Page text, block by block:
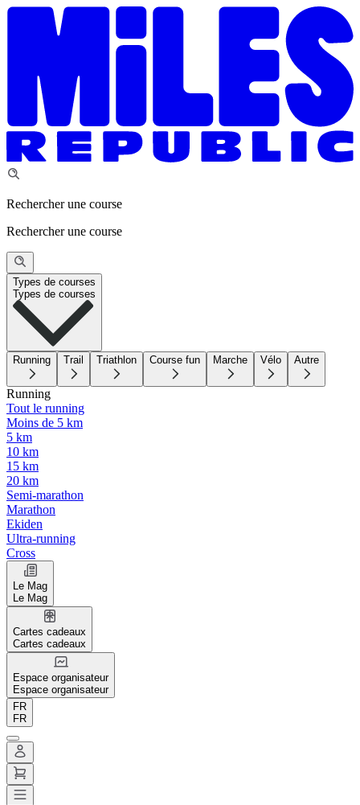
Rechercher une course
Rechercher une course
Types de courses
Types de courses
Running Trail Triathlon Course fun Marche Vélo Autre
Running
Tout le running
Moins de 5 km
5 km
10 km
15 km
20 km
Semi-marathon
Marathon
Ekiden
Ultra-running
Cross
Le Mag
Le Mag
Cartes cadeaux
Cartes cadeaux
Espace organisateur
Espace organisateur
FR
FR